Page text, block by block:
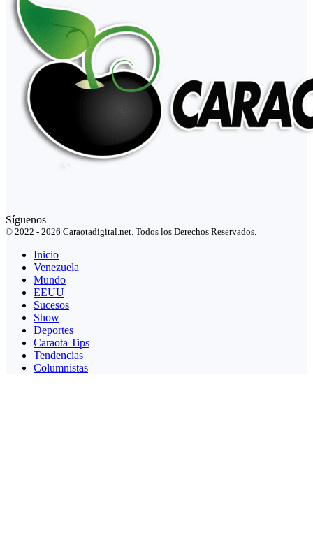
Síguenos
© 2022 - 2026 Caraotadigital.net. Todos los Derechos Reservados.
Inicio
Venezuela
Mundo
EEUU
Sucesos
Show
Deportes
Caraota Tips
Tendencias
Columnistas